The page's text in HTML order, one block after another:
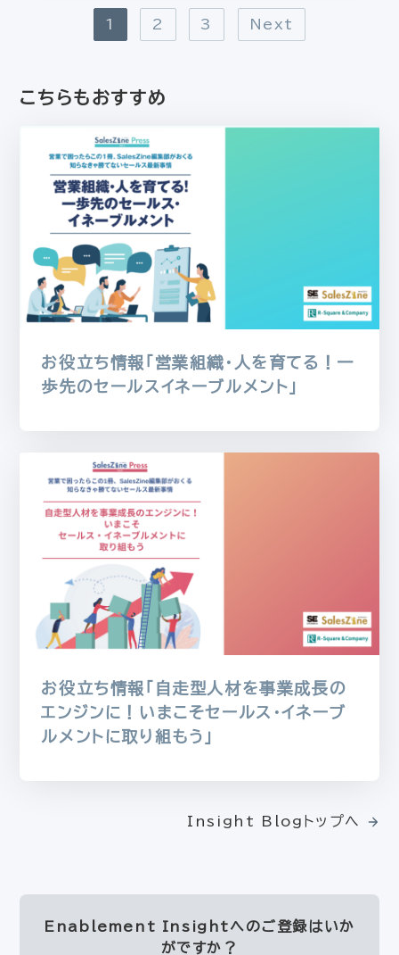
1 2 3 Next
こちらもおすすめ
お役立ち情報「営業組織・人を育てる！一
歩先のセールスイネーブルメント」
お役立ち情報「自走型人材を事業成長の
エンジンに！いまこそセールス・イネーブ
ルメントに取り組もう」
Insight Blogトップへ
Enablement Insightへのご登録はいか
がですか？